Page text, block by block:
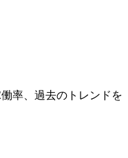
率、過去のトレンドを